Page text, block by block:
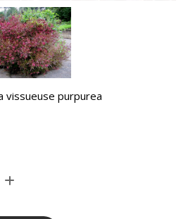
vissueuse purpurea